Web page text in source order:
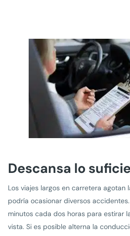
Descansa lo
Los viajes largos en carretera agotan
podría ocasionar diversos
minutos cada dos horas para estirar
vista. Si es posible alterna la